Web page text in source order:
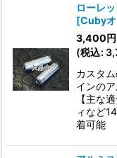
ローレ
[Cubyオ
3,400円
(税込:
カスタ
インの
【主な
ィなど
着可能